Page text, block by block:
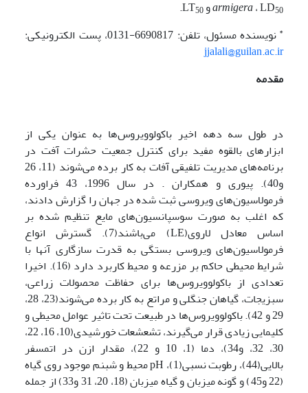
armigera، LD50 و LT50
.
*نویسندهمسئول، تلفن: 6690817-0131، پست الکترونیکی:
jjalali@guilan.ac.ir
مقدمه
در طول سه دهه اخیر باکولوویروس‌ها به عنوان یکی از
ابزارهای بالقوه مفید برای کنترل جمعیت حشرات آفت در
برنامه‌های مدیریت تلفیقی آفات به کار برده می‌شوند (11، 26
و40). پیوری و همکاران . در سال 1996، 43 فراورده
فرمولاسیون‌های ویروسی ثبت شده در جهان را گزارش دادند،
که اغلب به صورت سوسپانسیون‌های مایع تنظیم شده بر
اساس معادل لاروی(LE) می‌باشند(7). گسترش انواع
فرمولاسیون‌های ویروسی بستگی به قدرت سازگاری آنها با
شرایط محیطی حاکم بر مزرعه و محیط کاربرد دارد (16). اخیرا
تعدادی از باکولوویروس‌ها برای حفاظت محصولات زراعی،
سبزیجات، گیاهان جنگلی و مراتع به کار برده می‌شوند(23، 28،
29 و 42). باکولوویروس‌ها در طبیعت تحت تاثیر عوامل محیطی و
کلیمایی زیادی قرار می‌گیرند، تشعشعات خورشیدی(10، 16، 22،
30، 32، و34)، دما (1، 10 و 22)، مقدار ازن در اتمسفر
بالایی(44)، رطوبت نسبی(1)، pH محیط و شبنم موجود روی گیاه
(22 و45) و گونه میزبان و گیاه میزبان (18، 20، 31 و33) از جمله